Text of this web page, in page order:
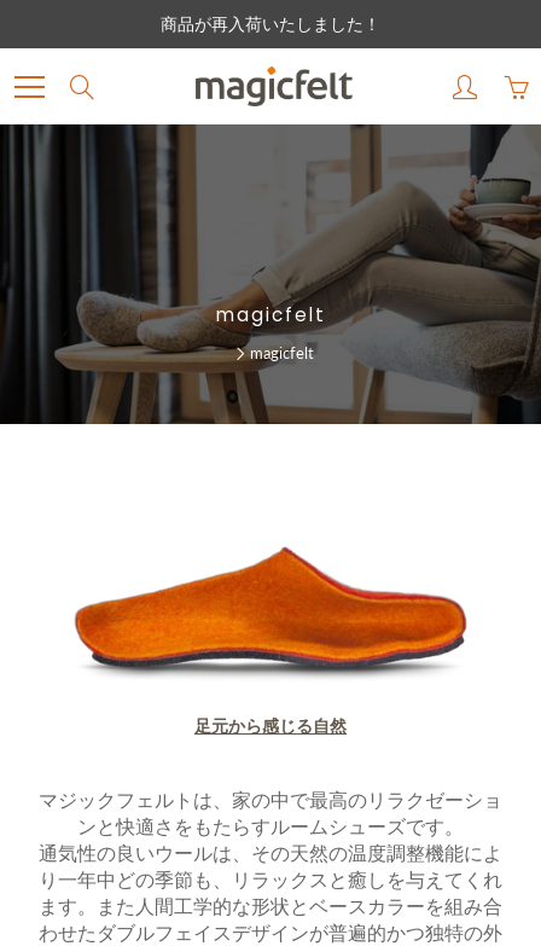
商品が再入荷いたしました！
magicfelt
magicfelt
足元から感じる自然
マジックフェルトは、家の中で最高のリラクゼーショ
ンと快適さをもたらすルームシューズです。
通気性の良いウールは、その天然の温度調整機能によ
り一年中どの季節も、リラックスと癒しを与えてくれ
ます。また人間工学的な形状とベースカラーを組み合
わせたダブルフェイスデザインが普遍的かつ独特の外